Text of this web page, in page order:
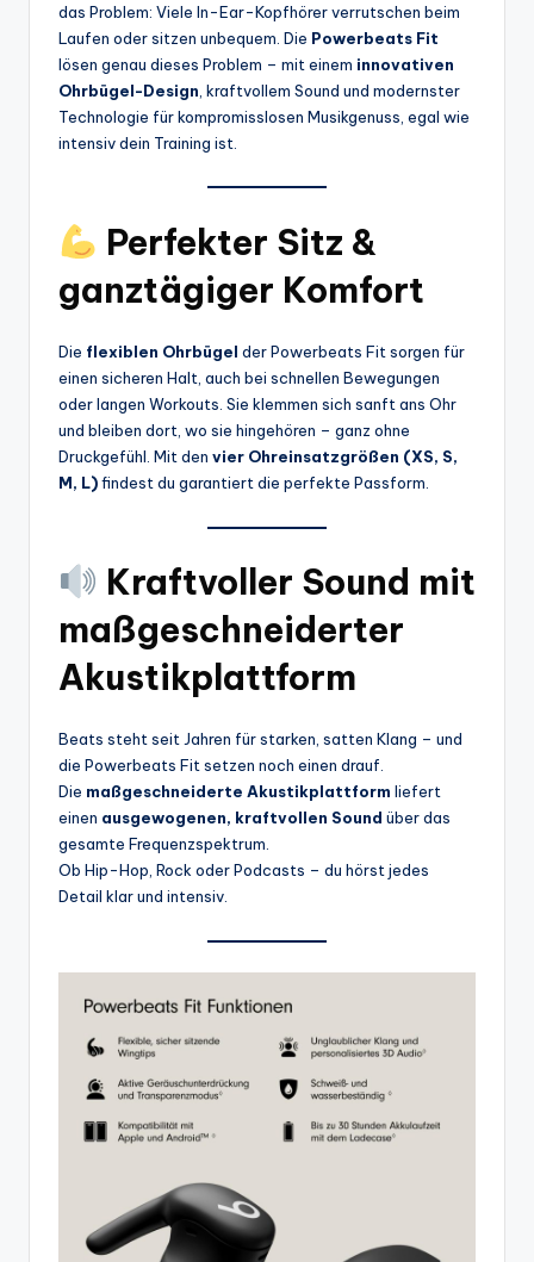
das Problem: Viele In-Ear-Kopfhörer verrutschen beim
Laufen oder sitzen unbequem. Die Powerbeats Fit
lösen genau dieses Problem – mit einem innovativen
Ohrbügel-Design , kraftvollem Sound und modernster
Technologie für kompromisslosen Musikgenuss, egal wie
intensiv dein Training ist.
Perfekter Sitz &
ganztägiger Komfort
Die flexiblen Ohrbügel der Powerbeats Fit sorgen für
einen sicheren Halt, auch bei schnellen Bewegungen
oder langen Workouts. Sie klemmen sich sanft ans Ohr
und bleiben dort, wo sie hingehören – ganz ohne
Druckgefühl. Mit den vier Ohreinsatzgrößen (XS, S,
M, L)findest du garantiert die perfekte Passform.
Kraftvoller Sound mit
maßgeschneiderter
Akustikplattform
Beats steht seit Jahren für starken, satten Klang – und
die Powerbeats Fit setzen noch einen drauf.
Die maßgeschneiderte Akustikplattform liefert
einen ausgewogenen, kraftvollen Sound über das
gesamte Frequenzspektrum.
Ob Hip-Hop, Rock oder Podcasts – du hörst jedes
Detail klar und intensiv.